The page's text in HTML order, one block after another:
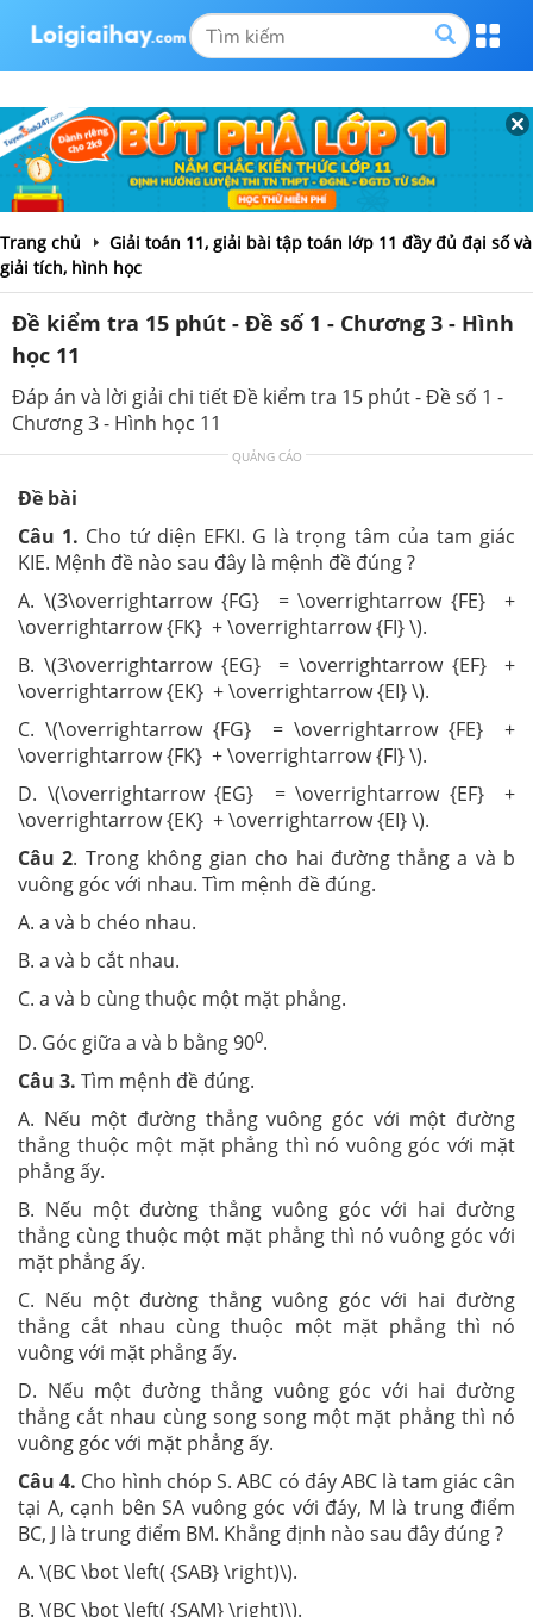
Trang chủ
Giải toán 11, giải bài tập toán lớp 11 đầy đủ đại số và
giải tích, hình học
Đề kiểm tra 15 phút - Đề số 1 - Chương 3 - Hình
học 11
Đáp án và lời giải chi tiết Đề kiểm tra 15 phút - Đề số 1 -
Chương 3 - Hình học 11
QUẢNG CÁO
Đề bài
Câu 1. Cho tứ diện EFKI. G là trọng tâm của tam giác
KIE. Mệnh đề nào sau đây là mệnh đề đúng ?
A. \(3\overrightarrow {FG} = \overrightarrow {FE} +
\overrightarrow {FK} + \overrightarrow {FI} \).
B. \(3\overrightarrow {EG} = \overrightarrow {EF} +
\overrightarrow {EK} + \overrightarrow {EI} \).
C. \(\overrightarrow {FG} = \overrightarrow {FE} +
\overrightarrow {FK} + \overrightarrow {FI} \).
D. \(\overrightarrow {EG} = \overrightarrow {EF} +
\overrightarrow {EK} + \overrightarrow {EI} \).
Câu 2. Trong không gian cho hai đường thẳng a và b
vuông góc với nhau. Tìm mệnh đề đúng.
A. a và b chéo nhau.
B. a và b cắt nhau.
C. a và b cùng thuộc một mặt phẳng.
D. Góc giữa a và b bằng 900.
Câu 3. Tìm mệnh đề đúng.
A. Nếu một đường thẳng vuông góc với một đường
thẳng thuộc một mặt phẳng thì nó vuông góc với mặt
phẳng ấy.
B. Nếu một đường thẳng vuông góc với hai đường
thẳng cùng thuộc một mặt phẳng thì nó vuông góc với
mặt phẳng ấy.
C. Nếu một đường thẳng vuông góc với hai đường
thẳng cắt nhau cùng thuộc một mặt phẳng thì nó
vuông với mặt phẳng ấy.
D. Nếu một đường thẳng vuông góc với hai đường
thẳng cắt nhau cùng song song một mặt phẳng thì nó
vuông góc với mặt phẳng ấy.
Câu 4. Cho hình chóp S. ABC có đáy ABC là tam giác cân
tại A, cạnh bên SA vuông góc với đáy, M là trung điểm
BC, J là trung điểm BM. Khẳng định nào sau đây đúng ?
A. \(BC \bot \left( {SAB} \right)\).
B. \(BC \bot \left( {SAM} \right)\).